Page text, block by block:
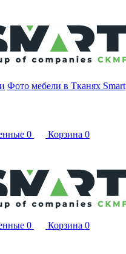
Фото мебели в Тканях Smart
0 Корзина 0
0 Корзина 0